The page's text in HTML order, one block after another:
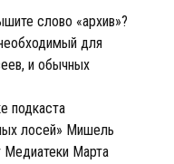
слово «архив»?
для
и обычных
подкаста
лосей» Мишель
Медиатеки Марта